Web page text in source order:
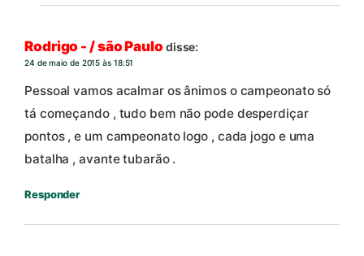
Rodrigo - / são Paulo disse:
24 de maio de 2015 às 18:51
Pessoal vamos acalmar os ânimos o campeonato só
tá começando , tudo bem não pode desperdiçar
pontos , e um campeonato logo , cada jogo e uma
batalha , avante tubarão .
Responder